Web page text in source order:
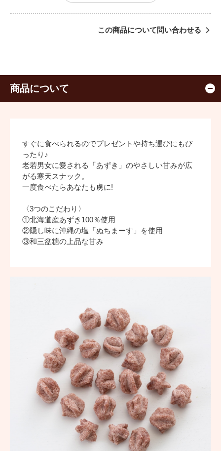
この商品について問い合わせる
商品について
すぐに食べられるのでプレゼントや持ち運びにもぴ
ったり♪
老若男女に愛される「あずき」のやさしい甘みが広
がる寒天スナック。
一度食べたらあなたも虜に!
〈3つのこだわり〉
①北海道産あずき100％使用
②隠し味に沖縄の塩「ぬちまーす」を使用
③和三盆糖の上品な甘み